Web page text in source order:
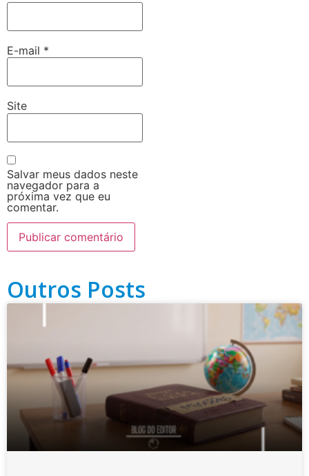
E-mail *
Site
Salvar meus dados neste
navegador para a
próxima vez que eu
comentar.
Outros Posts